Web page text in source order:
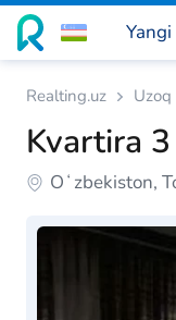
Realting.uz
Kvartira
Oʻzbekiston,